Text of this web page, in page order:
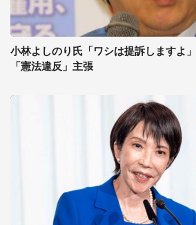
小林よしのり氏「ワシは提訴しますよ
「憲法違反」主張